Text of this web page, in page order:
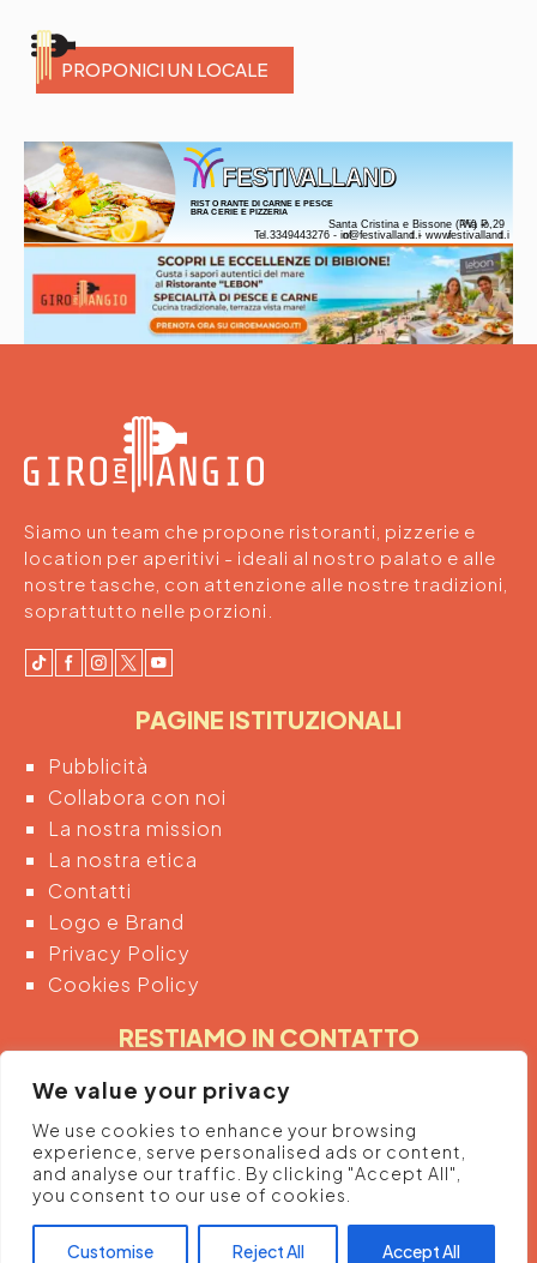
We value your privacy
We use cookies to enhance your browsing
experience, serve personalised ads or content,
and analyse our traffic. By clicking "Accept All",
you consent to our use of cookies.
Customise Reject All Accept All
PROPONICI UN LOCALE
Siamo un team che propone ristoranti, pizzerie e
location per aperitivi - ideali al nostro palato e alle
nostre tasche, con attenzione alle nostre tradizioni,
soprattutto nelle porzioni.
PAGINE ISTITUZIONALI
Pubblicità
Collabora con noi
La nostra mission
La nostra etica
Contatti
Logo e Brand
Privacy Policy
Cookies Policy
RESTIAMO IN CONTATTO
Inserendo di seguito la tua email acconsenti
automaticamente al trattamento dei tuoi dati
personali per ricevere informazioni e promozioni
dalla piattaforma.